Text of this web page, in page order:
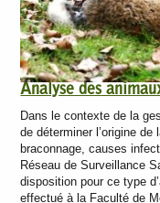
Analyse des
Dans le contexte de la
de déterminer l’origine
braconnage, causes
Réseau de Surveillance
disposition pour ce type
effectué à la Faculté de